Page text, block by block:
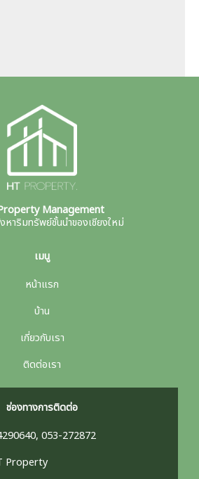
Management
หาริมทรัพย์ชั้นนำของเชียงใหม่
เมนู
หน้าแรก
บ้าน
เกี่ยวกับเรา
ติดต่อเรา
ช่องทางการติดต่อ
053-272872
Property